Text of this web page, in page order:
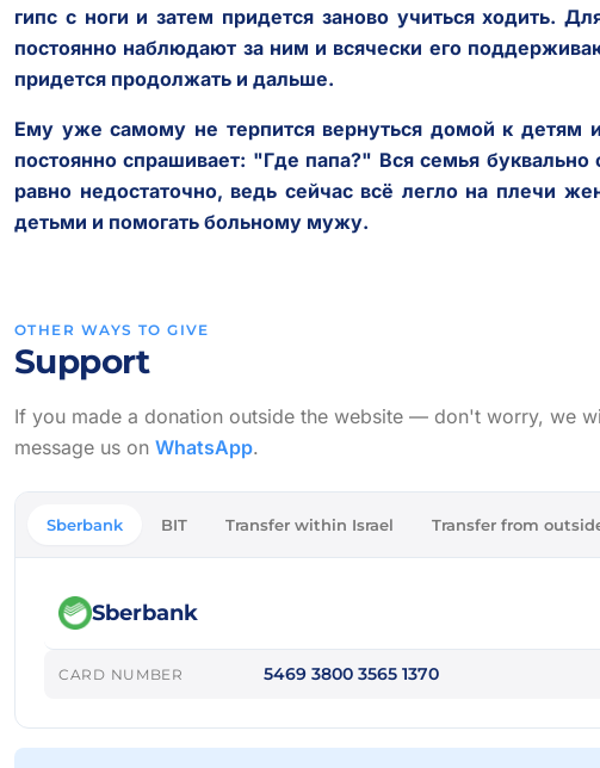
гипс с ноги и затем придется заново учиться ходить.
постоянно наблюдают за ним и всячески его
придется продолжать и дальше.
Ему уже самому не терпится вернуться домой к
постоянно спрашивает: "Где папа?" Вся семья
равно недостаточно, ведь сейчас всё легло на плечи
детьми и помогать больному мужу.
OTHER WAYS TO GIVE
Support
If you made a donation outside the website — don't worry, we
message us on WhatsApp.
Sberbank BIT Transfer within Israel Transfer from
Sberbank
CARD NUMBER 5469 3800 3565 1370